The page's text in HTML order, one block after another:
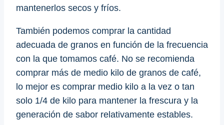
mantenerlos secos y fríos.
También podemos comprar la cantidad
adecuada de granos en función de la frecuencia
con la que tomamos café. No se recomienda
comprar más de medio kilo de granos de café,
lo mejor es comprar medio kilo a la vez o tan
solo 1/4 de kilo para mantener la frescura y la
generación de sabor relativamente estables.